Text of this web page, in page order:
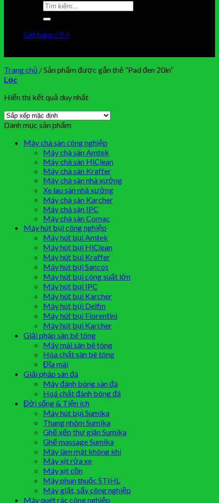
Tìm
kiếm:
Giỏ hàng /0₫
Trang chủ /Sản phẩm được gắn thẻ “Pad đen 20in”
Lọc
Hiển thị kết quả duy nhất
Danh mục sản phẩm
Máy chà sàn công nghiệp
Máy chà sàn Amtek
Máy chà sàn HiClean
Máy chà sàn Kraffer
Máy chà sàn nhà xưởng
Xe lau sàn nhà xưởng
Máy chà sàn Karcher
Máy chà sàn IPC
Máy chà sàn Comac
Máy hút bụi công nghiệp
Máy hút bụi Amtek
Máy hút bụi HiClean
Máy hút bụi Kraffer
Máy hút bụi Sancos
Máy hút bụi công suất lớn
Máy hút bụi IPC
Máy hút bụi Karcher
Máy hút bụi Delfin
Máy hút bụi Fiorentini
Máy hút bụi Karcher
Giải pháp sàn bê tông
Máy mài sàn bê tông
Hóa chất sàn bê tông
Đĩa mài
Giải pháp sàn đá
Máy đánh bóng sàn đá
Hoá chất đánh bóng đá
Đời sống & Tiện ích
Máy hút bụi Sumika
Thang nhôm Sumika
Ghế xếp thư giãn Sumika
Ghế massage Sumika
Máy làm mát không khí
Máy xịt rửa xe
Máy xịt cồn
Máy phun thuốc STIHL
Máy giặt, sấy công nghiệp
Máy quét rác công nghiệp